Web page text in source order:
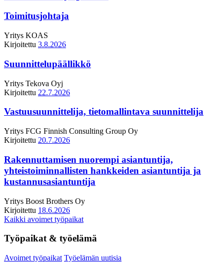
Toimitusjohtaja
Yritys KOAS
Kirjoitettu 3.8.2026
Suunnittelupäällikkö
Yritys Tekova Oyj
Kirjoitettu 22.7.2026
Vastuusuunnittelija, tietomallintava suunnittelija
Yritys FCG Finnish Consulting Group Oy
Kirjoitettu 20.7.2026
Rakennuttamisen nuorempi asiantuntija,
yhteistoiminnallisten hankkeiden asiantuntija ja
kustannusasiantuntija
Yritys Boost Brothers Oy
Kirjoitettu 18.6.2026
Kaikki avoimet työpaikat
Työpaikat & työelämä
Avoimet työpaikat Työelämän uutisia